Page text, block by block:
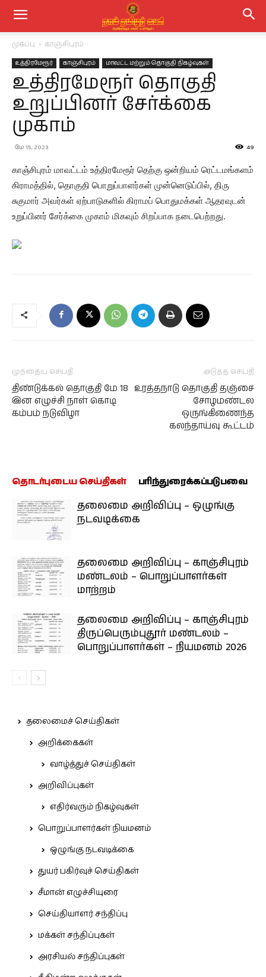
முகப்பு காஞ்சிபுரம்
உத்திரமேரூர் காஞ்சிபுரம் மாவட்ட மற்றும் தொகுதி நிகழ்வுகள்
உத்திரமேரூர் தொகுதி
உறுப்பினர் சேர்க்கை
முகாம்
மே 15, 2023 49
காஞ்சிபுரம் மாவட்டம் உத்திரமேரூர் தெற்கு ஒன்றியம் ரெட்டமங்களம்
கிராமத்தில், தொகுதி பொறுப்பாளர்கள் முன்னெடுப்பில், திரு
சுகுமார் அவர்கள் ஏற்பாடுகளில் கிராமப் பொதுமக்கள் ஆதரவுடன்
உறுப்பினர் சேர்க்கை முகாம் மிகவும் சிறப்பாக நடைபெற்றது.
முந்தைய செய்தி
திண்டுக்கல் தொகுதி மே 18
இன எழுச்சி நாள் கொடி
கம்பம் நடுவிழா
அடுத்த செய்தி
உரத்தநாடு தொகுதி தஞ்சை
சோழமண்டல
ஒருங்கிணைந்த
கலந்தாய்வு கூட்டம்
தொடர்புடைய செய்திகள் பரிந்துரைக்கப்படுபவை
தலைமை அறிவிப்பு – ஒழுங்கு
நடவடிக்கை
தலைமை அறிவிப்பு – காஞ்சிபுரம்
மண்டலம் – பொறுப்பாளர்கள்
மாற்றம்
தலைமை அறிவிப்பு – காஞ்சிபுரம்
திருப்பெரும்புதூர் மண்டலம் –
பொறுப்பாளர்கள் – நியமனம் 2026
தலைமைச் செய்திகள்
அறிக்கைகள்
வாழ்த்துச் செய்திகள்
அறிவிப்புகள்
எதிர்வரும் நிகழ்வுகள்
பொறுப்பாளர்கள் நியமனம்
ஒழுங்கு நடவடிக்கை
துயர் பகிர்வுச் செய்திகள்
சீமான் எழுச்சியுரை
செய்தியாளர் சந்திப்பு
மக்கள் சந்திப்புகள்
அரசியல் சந்திப்புகள்